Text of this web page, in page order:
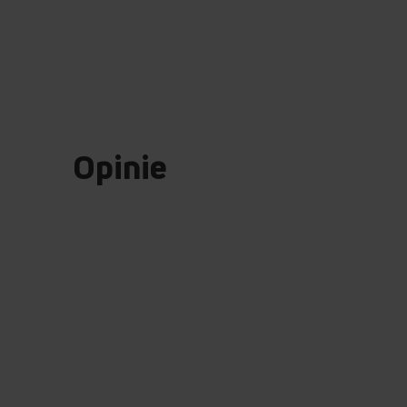
Opinie